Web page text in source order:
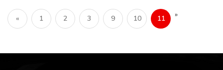
« 1 2 3 9 10 11 »